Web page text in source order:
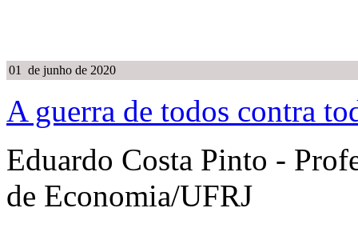
01 de junho de 2020
A guerra de todos contra
Eduardo Costa Pinto -
de Economia/UFRJ